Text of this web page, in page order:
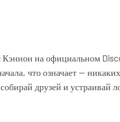
на официальном
что означает —
друзей и устраивай